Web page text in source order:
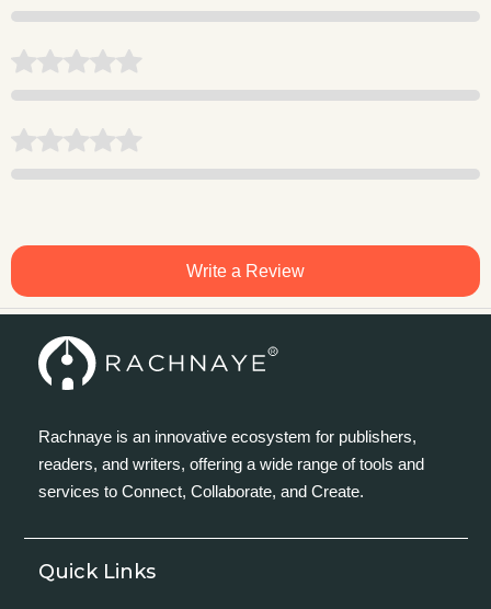
Write a Review
Rachnaye is an innovative ecosystem for publishers,
readers, and writers, offering a wide range of tools and
services to Connect, Collaborate, and Create.
Quick Links